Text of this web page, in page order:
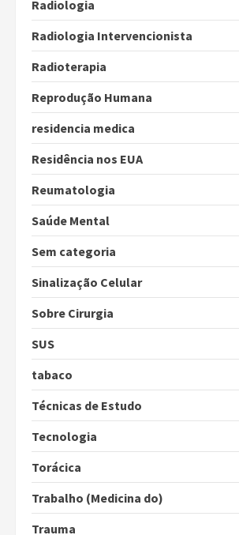
Radiologia
Radiologia Intervencionista
Radioterapia
Reprodução Humana
residencia medica
Residência nos EUA
Reumatologia
Saúde Mental
Sem categoria
Sinalização Celular
Sobre Cirurgia
SUS
tabaco
Técnicas de Estudo
Tecnologia
Torácica
Trabalho (Medicina do)
Trauma